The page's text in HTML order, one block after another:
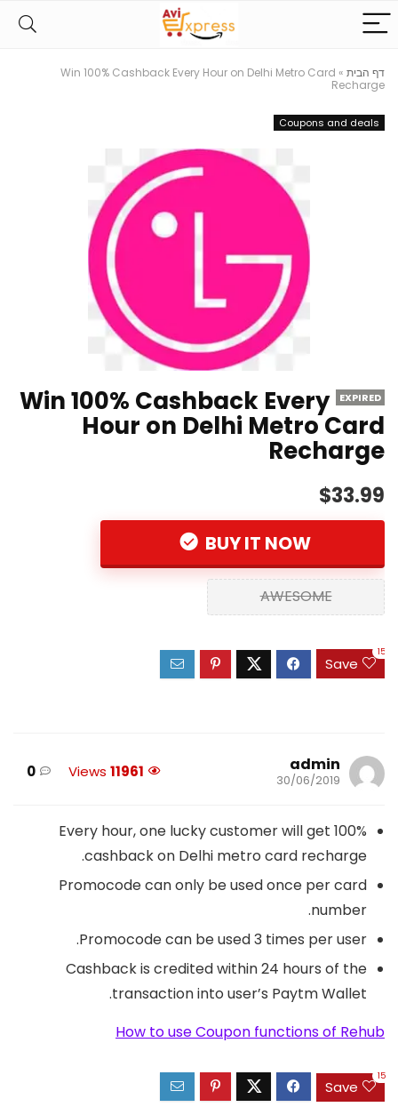
דף הבית »
Win 100% Cashback Every Hour on Delhi Metro Card
Recharge
Coupons and deals
EXPIRED
Win 100% Cashback Every
Hour on Delhi Metro Card
Recharge
$33.99
BUY IT NOW
AWESOME
Save
15
admin
30/06/2019
11961
0
Every hour, one lucky customer will get 100%
cashback on Delhi metro card recharge.
Promocode can only be used once per card
number.
Promocode can be used 3 times per user.
Cashback is credited within 24 hours of the
transaction into user’s Paytm Wallet.
How to use Coupon functions of Rehub
Save
15